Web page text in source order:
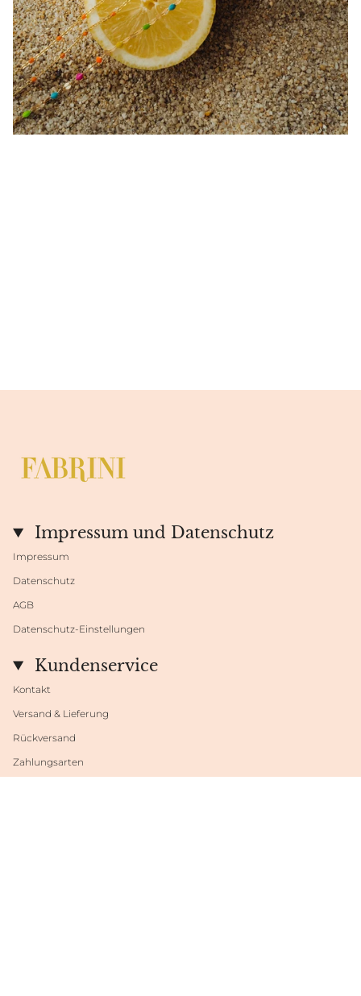
Impressum und Datenschutz
Impressum
Datenschutz
AGB
Datenschutz-Einstellungen
Kundenservice
Kontakt
Versand & Lieferung
Rückversand
Zahlungsarten